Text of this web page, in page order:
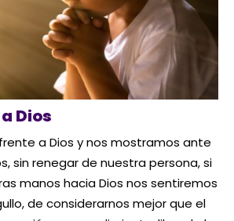
Dios
a Dios y nos mostramos ante
sin renegar de nuestra persona, si
manos hacia Dios nos sentiremos
de considerarnos mejor que el